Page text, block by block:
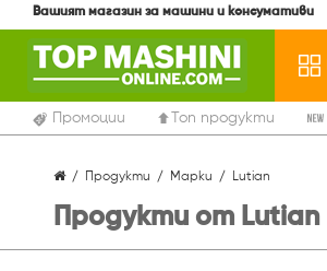
Вашият магазин за машини и консумативи
Промоции Топ продукти
Продукти Марки Lutian
Продукти от Lutian